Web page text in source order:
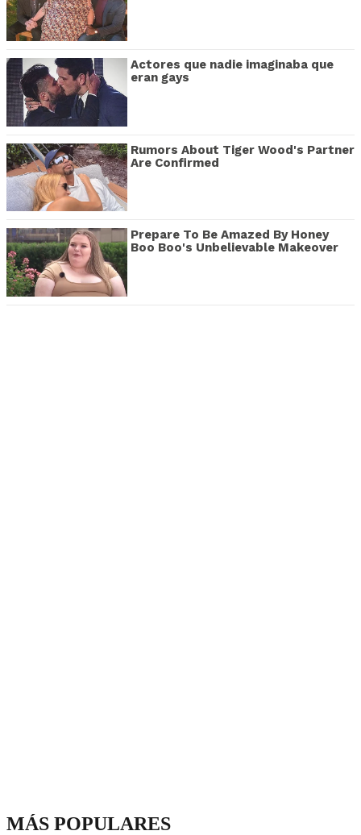
Actores que nadie imaginaba que
eran gays
Rumors About Tiger Wood's Partner
Are Confirmed
Prepare To Be Amazed By Honey
Boo Boo's Unbelievable Makeover
MÁS POPULARES